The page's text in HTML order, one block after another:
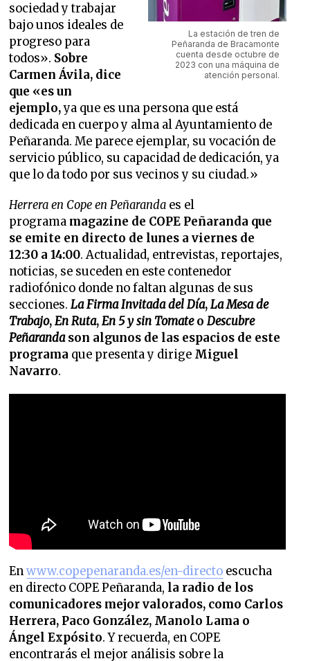
La estación de tren de
Peñaranda de Bracamonte
cuenta desde octubre de
2023 con una máquina de
atención personal.
sociedad y trabajar
bajo unos ideales de
progreso para
todos». Sobre
Carmen Ávila, dice
que «es un
ejemplo,ya que es una persona que está
dedicada en cuerpo y alma al Ayuntamiento de
Peñaranda. Me parece ejemplar, su vocación de
servicio público, su capacidad de dedicación, ya
que lo da todo por sus vecinos y su ciudad.»
Herrera en Cope en Peñaranda es el
programa magazine de COPE Peñaranda que
se emite en directo de lunes a viernes de
12:30 a 14:00. Actualidad, entrevistas, reportajes,
noticias, se suceden en este contenedor
radiofónico donde no faltan algunas de sus
secciones. La Firma Invitada del Día,La Mesa de
Trabajo,En Ruta,En 5 y sin TomateoDescubre
Peñarandason algunos de las espacios de este
programa que presenta y dirige Miguel
Navarro.
Enwww.copepenaranda.es/en-directo escucha
en directo COPE Peñaranda, la radio de los
comunicadores mejor valorados, como Carlos
Herrera, Paco González, Manolo Lama o
Ángel Expósito. Y recuerda, en COPE
encontrarás el mejor análisis sobre la